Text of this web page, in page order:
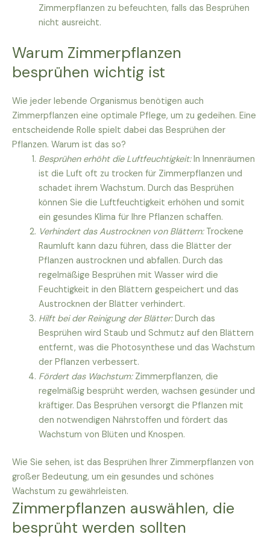
Zimmerpflanzen zu befeuchten, falls das Besprühen
nicht ausreicht.
Warum Zimmerpflanzen
besprühen wichtig ist
Wie jeder lebende Organismus benötigen auch
Zimmerpflanzen eine optimale Pflege, um zu gedeihen. Eine
entscheidende Rolle spielt dabei das Besprühen der
Pflanzen. Warum ist das so?
Besprühen erhöht die Luftfeuchtigkeit:In Innenräumen
ist die Luft oft zu trocken für Zimmerpflanzen und
schadet ihrem Wachstum. Durch das Besprühen
können Sie die Luftfeuchtigkeit erhöhen und somit
ein gesundes Klima für Ihre Pflanzen schaffen.
Verhindert das Austrocknen von Blättern: Trockene
Raumluft kann dazu führen, dass die Blätter der
Pflanzen austrocknen und abfallen. Durch das
regelmäßige Besprühen mit Wasser wird die
Feuchtigkeit in den Blättern gespeichert und das
Austrocknen der Blätter verhindert.
Hilft bei der Reinigung der Blätter:Durch das
Besprühen wird Staub und Schmutz auf den Blättern
entfernt, was die Photosynthese und das Wachstum
der Pflanzen verbessert.
Fördert das Wachstum: Zimmerpflanzen, die
regelmäßig besprüht werden, wachsen gesünder und
kräftiger. Das Besprühen versorgt die Pflanzen mit
den notwendigen Nährstoffen und fördert das
Wachstum von Blüten und Knospen.
Wie Sie sehen, ist das Besprühen Ihrer Zimmerpflanzen von
großer Bedeutung, um ein gesundes und schönes
Wachstum zu gewährleisten.
Zimmerpflanzen auswählen, die
besprüht werden sollten